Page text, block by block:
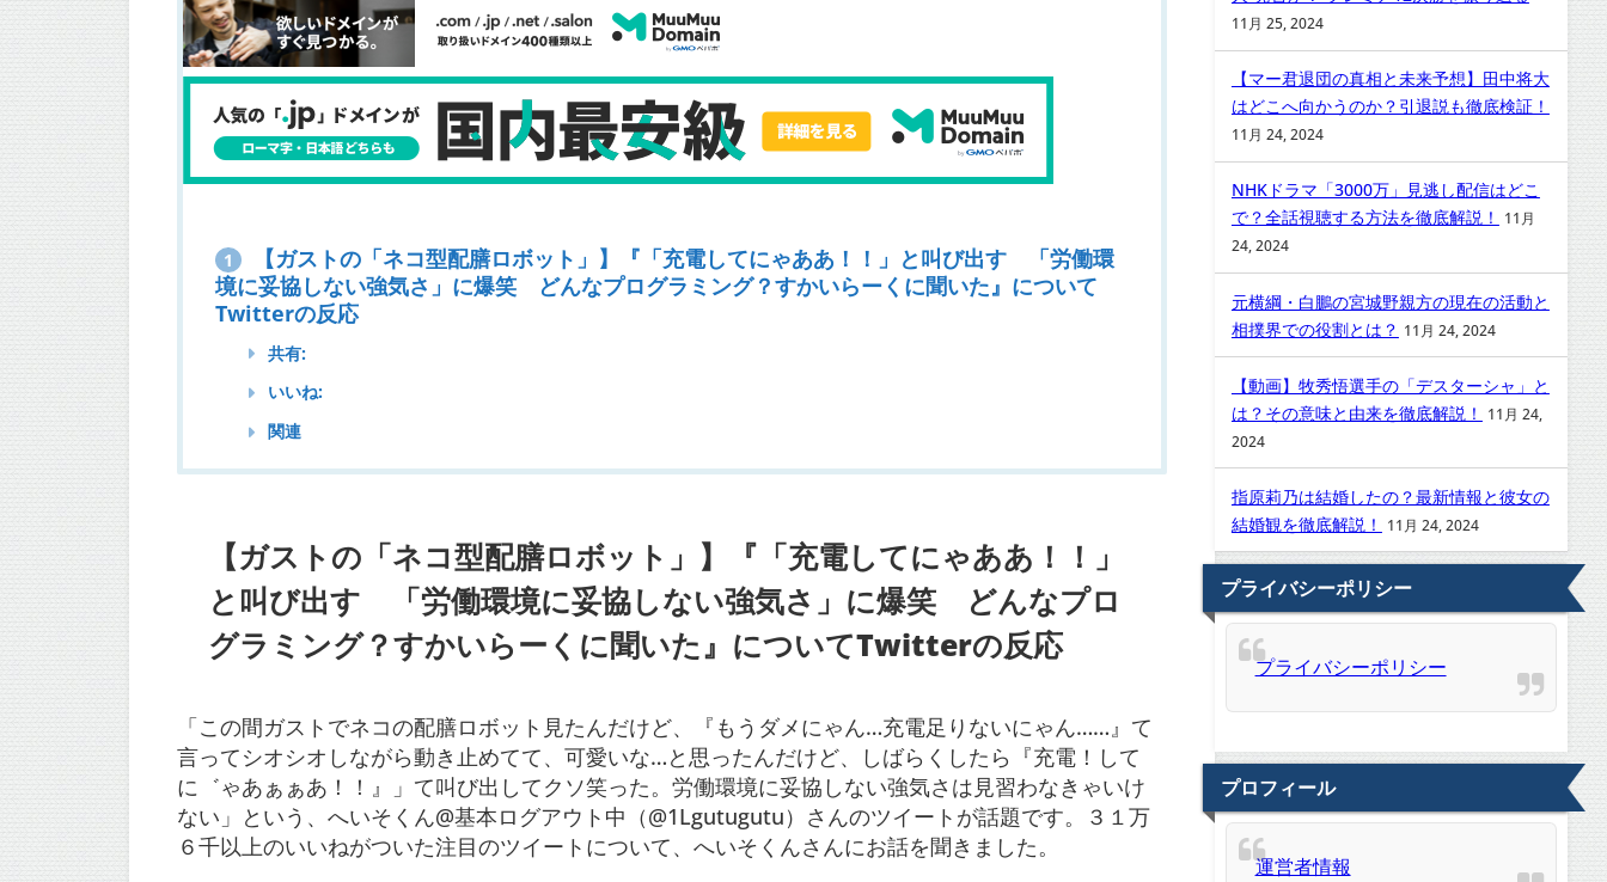
1
【ガストの「ネコ型配膳ロボット」】『「充電してにゃああ！！」と叫び出す 「労働環
境に妥協しない強気さ」に爆笑 どんなプログラミング？すかいらーくに聞いた』について
Twitterの反応
共有:
いいね:
関連
【ガストの「ネコ型配膳ロボット」】『「充電してにゃああ！！」
と叫び出す 「労働環境に妥協しない強気さ」に爆笑 どんなプロ
グラミング？すかいらーくに聞いた』についてTwitterの反応
「この間ガストでネコの配膳ロボット見たんだけど、『もうダメにゃん…充電足りないにゃん……』て
言ってシオシオしながら動き止めてて、可愛いな…と思ったんだけど、しばらくしたら『充電！して
に゛ゃあぁぁあ！！』」て叫び出してクソ笑った。労働環境に妥協しない強気さは見習わなきゃいけ
ない」という、へいそくん@基本ログアウト中（@1Lgutugutu）さんのツイートが話題です。３１万
６千以上のいいねがついた注目のツイートについて、へいそくんさんにお話を聞きました。
11月 25, 2024
【マー君退団の真相と未来予想】田中将大
はどこへ向かうのか？引退説も徹底検証！
11月 24, 2024
NHKドラマ「3000万」見逃し配信はどこ
で？全話視聴する方法を徹底解説！
11月
24, 2024
元横綱・白鵬の宮城野親方の現在の活動と
相撲界での役割とは？ 11月 24, 2024
【動画】牧秀悟選手の「デスターシャ」と
は？その意味と由来を徹底解説！
11月 24,
2024
指原莉乃は結婚したの？最新情報と彼女の
結婚観を徹底解説！
11月 24, 2024
プライバシーポリシー
プライバシーポリシー
プロフィール
運営者情報